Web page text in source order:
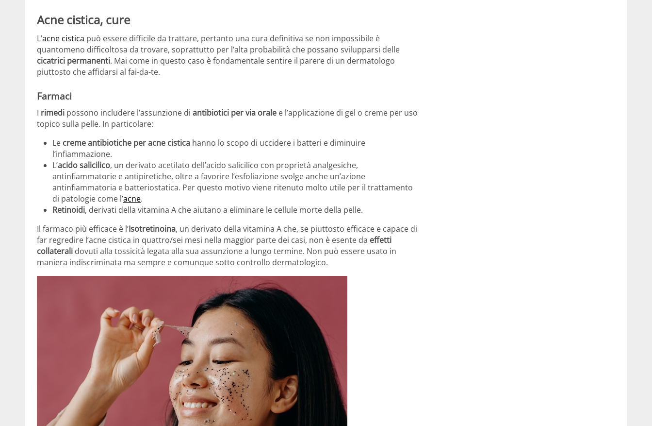
Acne cistica, cure
L’acne cistica può essere difficile da trattare, pertanto una cura definitiva se non impossibile è
quantomeno difficoltosa da trovare, soprattutto per l’alta probabilità che possano svilupparsi delle
cicatrici permanenti. Mai come in questo caso è fondamentale sentire il parere di un dermatologo
piuttosto che affidarsi al fai-da-te.
Farmaci
I rimedi possono includere l’assunzione di antibiotici per via orale e l’applicazione di gel o creme per uso
topico sulla pelle. In particolare:
Le creme antibiotiche per acne cistica hanno lo scopo di uccidere i batteri e diminuire
l’infiammazione.
L’acido salicilico, un derivato acetilato dell’acido salicilico con proprietà analgesiche,
antinfiammatorie e antipiretiche, oltre a favorire l’esfoliazione svolge anche un’azione
antinfiammatoria e batteriostatica. Per questo motivo viene ritenuto molto utile per il trattamento
di patologie come l’acne.
Retinoidi, derivati ​​della vitamina A che aiutano a eliminare le cellule morte della pelle.
Il farmaco più efficace è l’Isotretinoina, un derivato della vitamina A che, se piuttosto efficace e capace di
far regredire l’acne cistica in quattro/sei mesi nella maggior parte dei casi, non è esente da effetti
collaterali dovuti alla tossicità legata alla sua assunzione a lungo termine. Non può essere usato in
maniera indiscriminata ma sempre e comunque sotto controllo dermatologico.